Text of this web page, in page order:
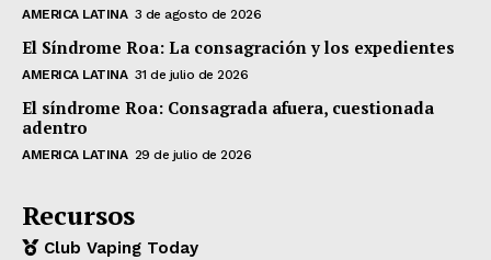
AMERICA LATINA 3 de agosto de 2026
El Síndrome Roa: La consagración y los expedientes
AMERICA LATINA 31 de julio de 2026
El síndrome Roa: Consagrada afuera, cuestionada
adentro
AMERICA LATINA 29 de julio de 2026
Recursos
Club Vaping Today